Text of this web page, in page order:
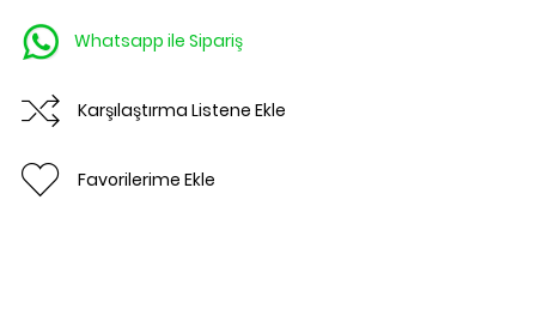
Whatsapp ile Sipariş
Karşılaştırma Listene Ekle
Favorilerime Ekle